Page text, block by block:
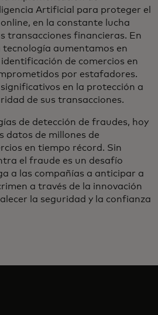
Artificial para proteger el
en la constante lucha
transacciones financieras. En
tecnología aumentamos en
de comercios en
por estafadores.
en la protección a
de sus transacciones.
de detección de fraudes, hoy
datos de millones de
en tiempo récord. Sin
el fraude es un desafío
a las compañías a anticipar a
a través de la innovación
la seguridad y la confianza